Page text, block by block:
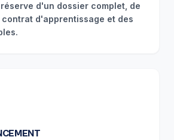
d'un dossier complet, de
d'apprentissage et des